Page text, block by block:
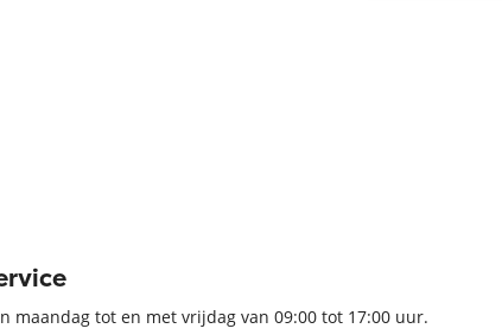
maandag tot en met vrijdag van 09:00 tot 17:00 uur.